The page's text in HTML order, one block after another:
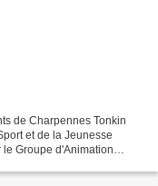
de Charpennes Tonkin
et de la Jeunesse
Groupe d'Animation